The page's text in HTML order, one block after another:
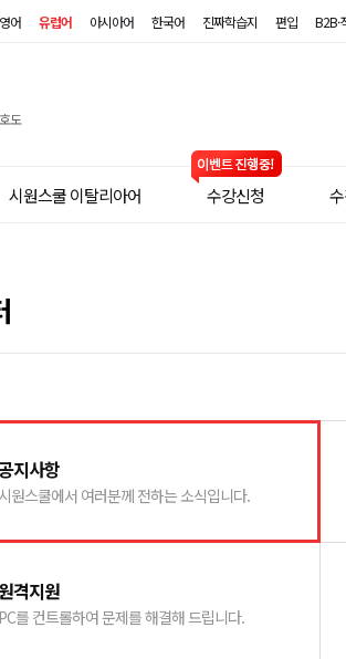
어 유럽어 아시아어 한국어 진짜학습지 편입 B2B·
시원스쿨 이탈리아어 수강신청
공지사항
시원스쿨에서 여러분께 전하는 소식입니다.
원격지원
PC를 컨트롤하여 문제를 해결해 드립니다.